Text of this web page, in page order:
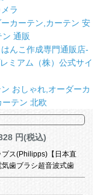
円(税込)
プス(Philipps)【日本直
気歯ブラシ超音波式歯
女電動歯ブラシヘッ